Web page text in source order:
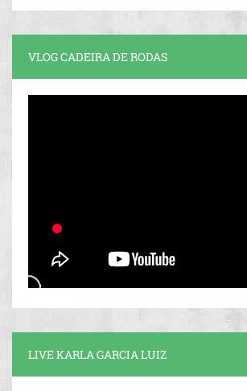
VLOG CADEIRA DE RODAS
LIVE KARLA GARCIA LUIZ